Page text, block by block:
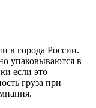
в города России.
упаковываются в
если это
груза при